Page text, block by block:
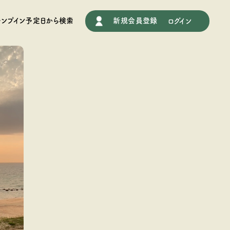
ンプイン予定日から検索 新規会員登録 ログイン